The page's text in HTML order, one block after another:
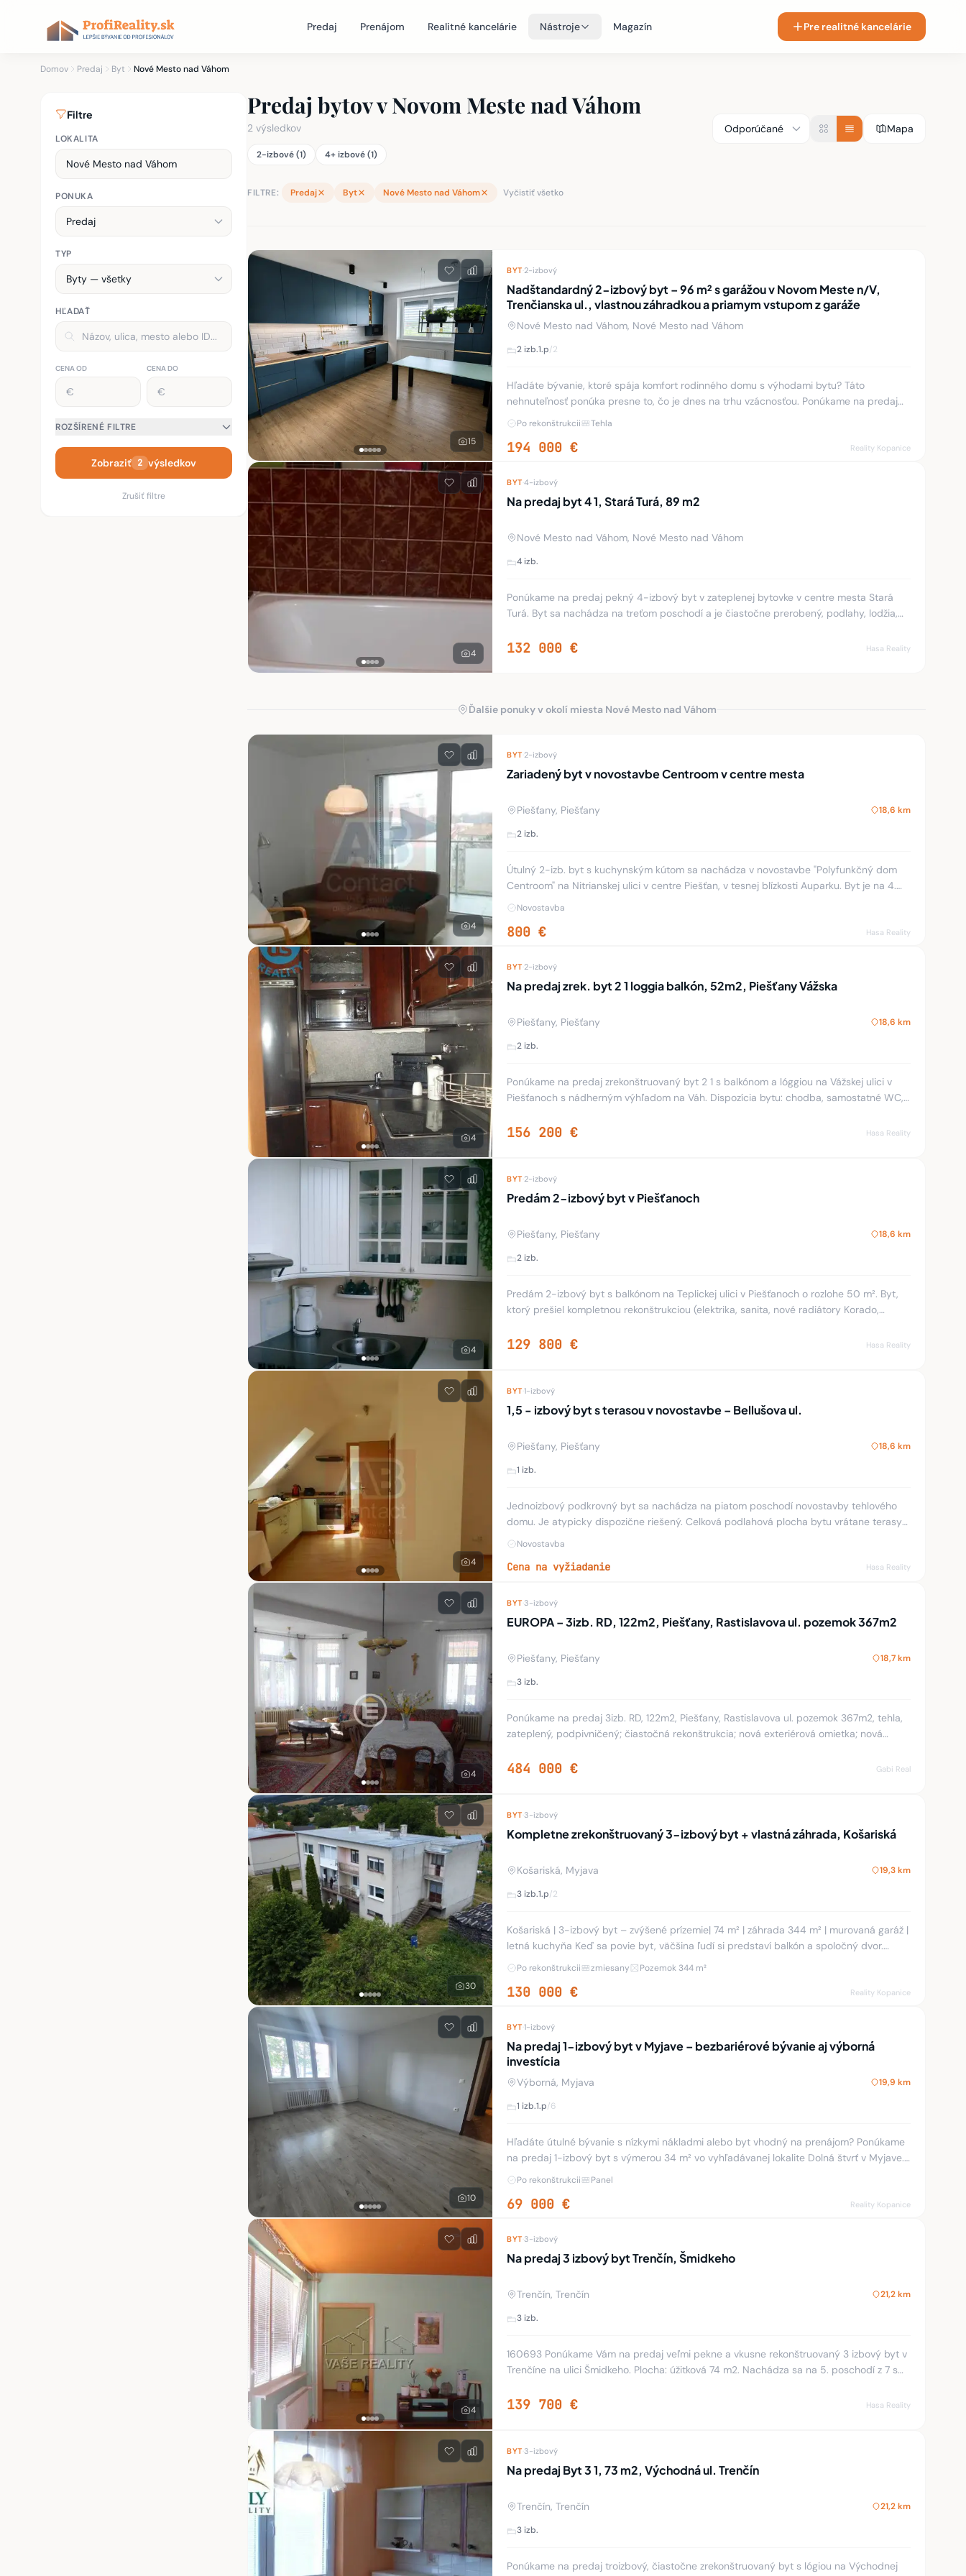
Predaj Prenájom Realitné kancelárie Nástroje Magazín Pre realitné kancelárie
Domov Predaj Byt Nové Mesto nad Váhom
Filtre
LOKALITA
PONUKA
TYP
HĽADAŤ
CENA OD CENA DO
ROZŠÍRENÉ FILTRE
Zobraziť 2 výsledkov
Zrušiť filtre
Predaj bytov v Novom Meste nad Váhom
2 výsledkov
2-izbové (1) 4+ izbové (1)
Mapa
FILTRE: Predaj Byt Nové Mesto nad Váhom Vyčistiť všetko
Zoznam nehnuteľností
15
BYT· 2-izbový
Nadštandardný 2-izbový byt – 96 m² s garážou v Novom Meste n/V,
Trenčianska ul., vlastnou záhradkou a priamym vstupom z garáže
Nové Mesto nad Váhom, Nové Mesto nad Váhom
2 izb.1.p/2
Hľadáte bývanie, ktoré spája komfort rodinného domu s výhodami bytu? Táto
nehnuteľnosť ponúka presne to, čo je dnes na trhu vzácnosťou. Ponúkame na predaj
priestranný 2-izbový byt s úžitkovou plochou
Po rekonštrukcii Tehla
194 000 € Reality Kopanice
4
BYT·4-izbový
Na predaj byt 4 1, Stará Turá, 89 m2
Nové Mesto nad Váhom, Nové Mesto nad Váhom
4 izb.
Ponúkame na predaj pekný 4-izbový byt v zateplenej bytovke v centre mesta Stará
Turá. Byt sa nachádza na treťom poschodí a je čiastočne prerobený, podlahy, lodžia,
132 000 € Hasa Reality
Ďalšie ponuky v okolí miesta Nové Mesto nad Váhom
4
BYT· 2-izbový
Zariadený byt v novostavbe Centroom v centre mesta
Piešťany, Piešťany 18,6 km
2 izb.
Útulný 2-izb. byt s kuchynským kútom sa nachádza v novostavbe "Polyfunkčný dom
Centroom" na Nitrianskej ulici v centre Piešťan, v tesnej blízkosti Auparku. Byt je na 4.
poschodí a je orientovaný na vý
Novostavba
800 € Hasa Reality
4
BYT· 2-izbový
Na predaj zrek. byt 2 1 loggia balkón, 52m2, Piešťany Vážska
Piešťany, Piešťany 18,6 km
2 izb.
Ponúkame na predaj zrekonštruovaný byt 2 1 s balkónom a lóggiou na Vážskej ulici v
Piešťanoch s nádherným výhľadom na Váh. Dispozícia bytu: chodba, samostatné WC,
156 200 € Hasa Reality
4
BYT· 2-izbový
Predám 2-izbový byt v Piešťanoch
Piešťany, Piešťany 18,6 km
2 izb.
Predám 2-izbový byt s balkónom na Teplickej ulici v Piešťanoch o rozlohe 50 m². Byt,
ktorý prešiel kompletnou rekonštrukciou (elektrika, sanita, nové radiátory Korado,
129 800 € Hasa Reality
4
BYT·1-izbový
1,5 - izbový byt s terasou v novostavbe – Bellušova ul.
Piešťany, Piešťany 18,6 km
1 izb.
Jednoizbový podkrovný byt sa nachádza na piatom poschodí novostavby tehlového
domu. Je atypicky dispozične riešený. Celková podlahová plocha bytu vrátane terasy
je 65 m². Pozostáva z chodby (3,63 m²),
Novostavba
Cena na vyžiadanie Hasa Reality
4
BYT·3-izbový
EUROPA – 3izb. RD, 122m2, Piešťany, Rastislavova ul. pozemok 367m2
Piešťany, Piešťany 18,7 km
3 izb.
Ponúkame na predaj 3izb. RD, 122m2, Piešťany, Rastislavova ul. pozemok 367m2, tehla,
zateplený, podpivničený; čiastočná rekonštrukcia; nová exteriérová omietka; nová
484 000 € Gabi Real
30
BYT·3-izbový
Kompletne zrekonštruovaný 3-izbový byt + vlastná záhrada, Košariská
Košariská, Myjava 19,3 km
3 izb.1.p/2
Košariská | 3-izbový byt – zvýšené prízemie| 74 m² | záhrada 344 m² | murovaná garáž |
letná kuchyňa Keď sa povie byt, väčšina ľudí si predstaví balkón a spoločný dvor.
Tento je trochu iný. Okrem ko
Po rekonštrukcii zmiesany Pozemok 344 m²
130 000 € Reality Kopanice
10
BYT·1-izbový
Na predaj 1-izbový byt v Myjave – bezbariérové bývanie aj výborná
investícia
Výborná, Myjava 19,9 km
1 izb.1.p/6
Hľadáte útulné bývanie s nízkymi nákladmi alebo byt vhodný na prenájom? Ponúkame
na predaj 1-izbový byt s výmerou 34 m² vo vyhľadávanej lokalite Dolná štvrť v Myjave.
Byt sa nachádza na prízemí bytov
Po rekonštrukcii Panel
69 000 € Reality Kopanice
4
BYT·3-izbový
Na predaj 3 izbový byt Trenčín, Šmidkeho
Trenčín, Trenčín 21,2 km
3 izb.
160693 Ponúkame Vám na predaj veľmi pekne a vkusne rekonštruovaný 3 izbový byt v
Trenčíne na ulici Šmidkeho. Plocha: úžitková 74 m2. Nachádza sa na 5. poschodí z 7 s
139 700 € Hasa Reality
BYT·3-izbový
Na predaj Byt 3 1, 73 m2, Východná ul. Trenčín
Trenčín, Trenčín 21,2 km
3 izb.
Ponúkame na predaj troizbový, čiastočne zrekonštruovaný byt s lógiou na Východnej